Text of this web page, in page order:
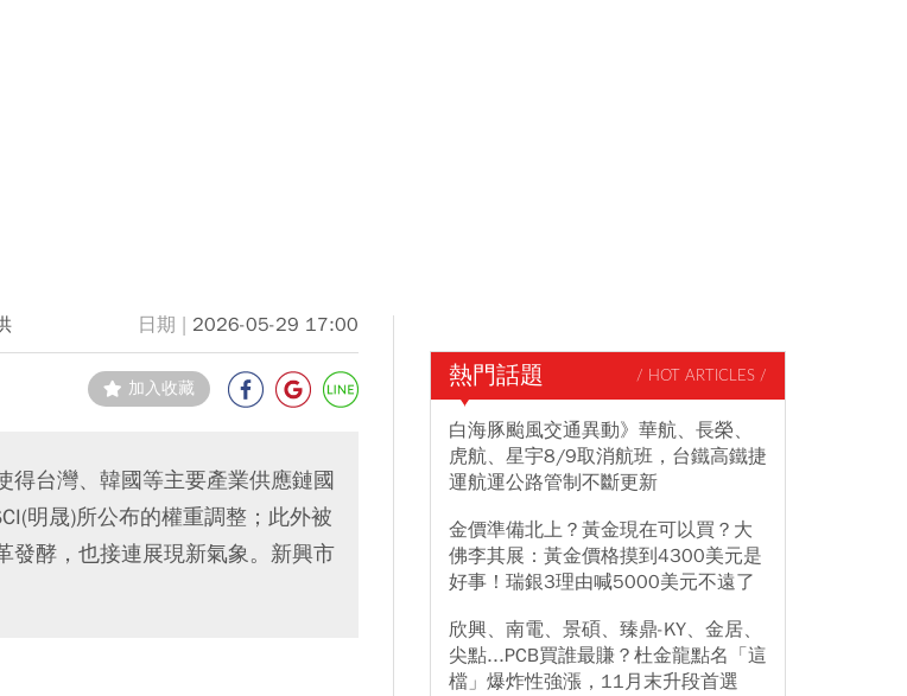
2026-05-29 17:00
加入收藏
得台灣、韓國等主要產業供應鏈國
明晟)所公布的權重調整；此外被
發酵，也接連展現新氣象。新興市
熱門話題 / HOT ARTICLES /
白海豚颱風交通異動》華航、長榮、
虎航、星宇8/9取消航班，台鐵高鐵捷
運航運公路管制不斷更新
金價準備北上？黃金現在可以買？大
佛李其展：黃金價格摸到4300美元是
好事！瑞銀3理由喊5000美元不遠了
欣興、南電、景碩、臻鼎-KY、金居、
尖點...PCB買誰最賺？杜金龍點名「這
檔」爆炸性強漲，11月末升段首選